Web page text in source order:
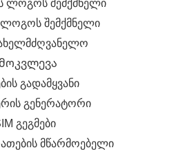
ლოგოს შემქმნელი
ლოგოს შემქმნელი
გადამყვანი
გენერატორი
გეგმები
მწარმოებელი